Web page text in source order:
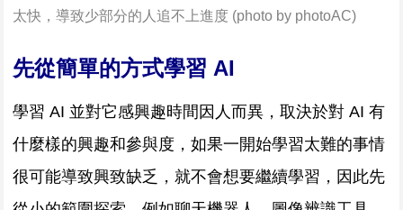
太快，導致少部分的人追不上進度 (photo by photoAC)
先從簡單的方式學習 AI
學習 AI 並對它感興趣時間因人而異，取決於對 AI 有
什麼樣的興趣和參與度，如果一開始學習太難的事情
很可能導致興致缺乏，就不會想要繼續學習，因此先